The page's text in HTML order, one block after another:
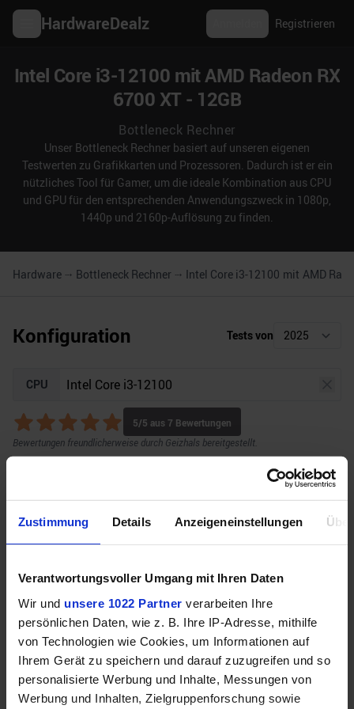
Zustimmung Details Anzeigeneinstellungen
Verantwortungsvoller Umgang mit Ihren Daten
Wir und unsere 1022 Partner verarbeiten Ihre
persönlichen Daten, wie z. B. Ihre IP-Adresse, mithilfe
von Technologien wie Cookies, um Informationen auf
Ihrem Gerät zu speichern und darauf zuzugreifen und so
personalisierte Werbung und Inhalte, Messungen von
Werbung und Inhalten, Zielgruppenforschung sowie
HardwareDealz Registrieren
Intel Core i3-12100 mit AMD Radeon RX
6700 XT - 12GB
Bottleneck Rechner
Unser Bottleneck Rechner basiert auf unseren eigenen
Testwerten zu Grafikkarten und Prozessoren. Dadurch ist er ein
nützliches Tool für Gamer, um die ideale Kombination aus CPU
und GPU für den entsprechenden Anwendungszweck in 1080p,
1440p und 2160p-Auflösung zu finden.
Hardware Bottleneck Rechner Intel Core i3-12100 mit AMD
Konfiguration Tests von
CPU
5/5 aus7 Bewertungen
Bewertungen freundlicherweise durch Geizhals bereitgestellt.
Auflösung Raytracing
Unser Bottleneck Rechner befindet sich aktuell in
der Beta-Phase! Bugs und Fehler gerne bei uns auf
demDiscord melden. Vielen Dank!